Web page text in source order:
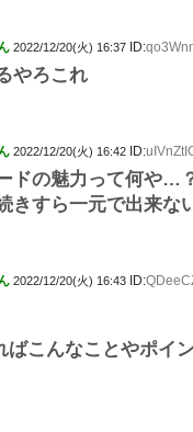
2022/12/20(火) 16:37 ID:
やろこれ
2022/12/20(火) 16:42 ID:
ドの魅力って何や…
きすら一元で出来な
2022/12/20(火) 16:43 ID:
ばこんなことやポイ